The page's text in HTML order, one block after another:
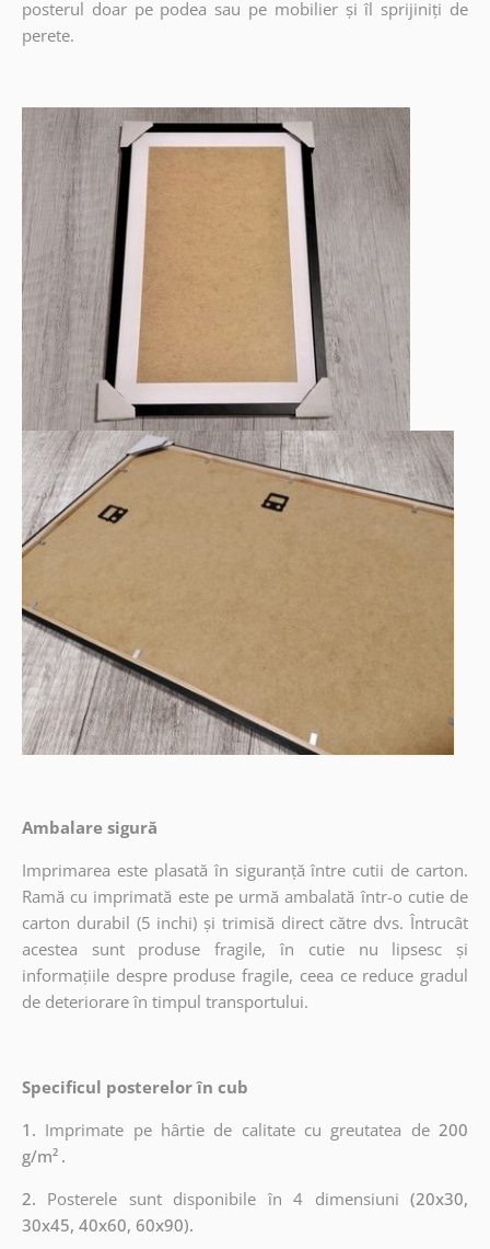
posterul doar pe podea sau pe mobilier și îl sprijiniți de
perete.
Ambalare sigură
Imprimarea este plasată în siguranță între cutii de carton.
Ramă cu imprimată este pe urmă ambalată într-o cutie de
carton durabil (5 inchi) și trimisă direct către dvs. Întrucât
acestea sunt produse fragile, în cutie nu lipsesc și
informațiile despre produse fragile, ceea ce reduce gradul
de deteriorare în timpul transportului.
Specificul posterelor în cub
1. Imprimate pe hârtie de calitate cu greutatea de200
g/m² .
2. Posterele sunt disponibile în 4 dimensiuni (20x30,
30x45, 40x60, 60x90).